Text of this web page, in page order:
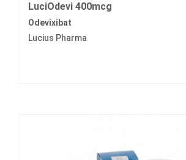
LuciOdevi 400mcg
Odevixibat
Lucius Pharma